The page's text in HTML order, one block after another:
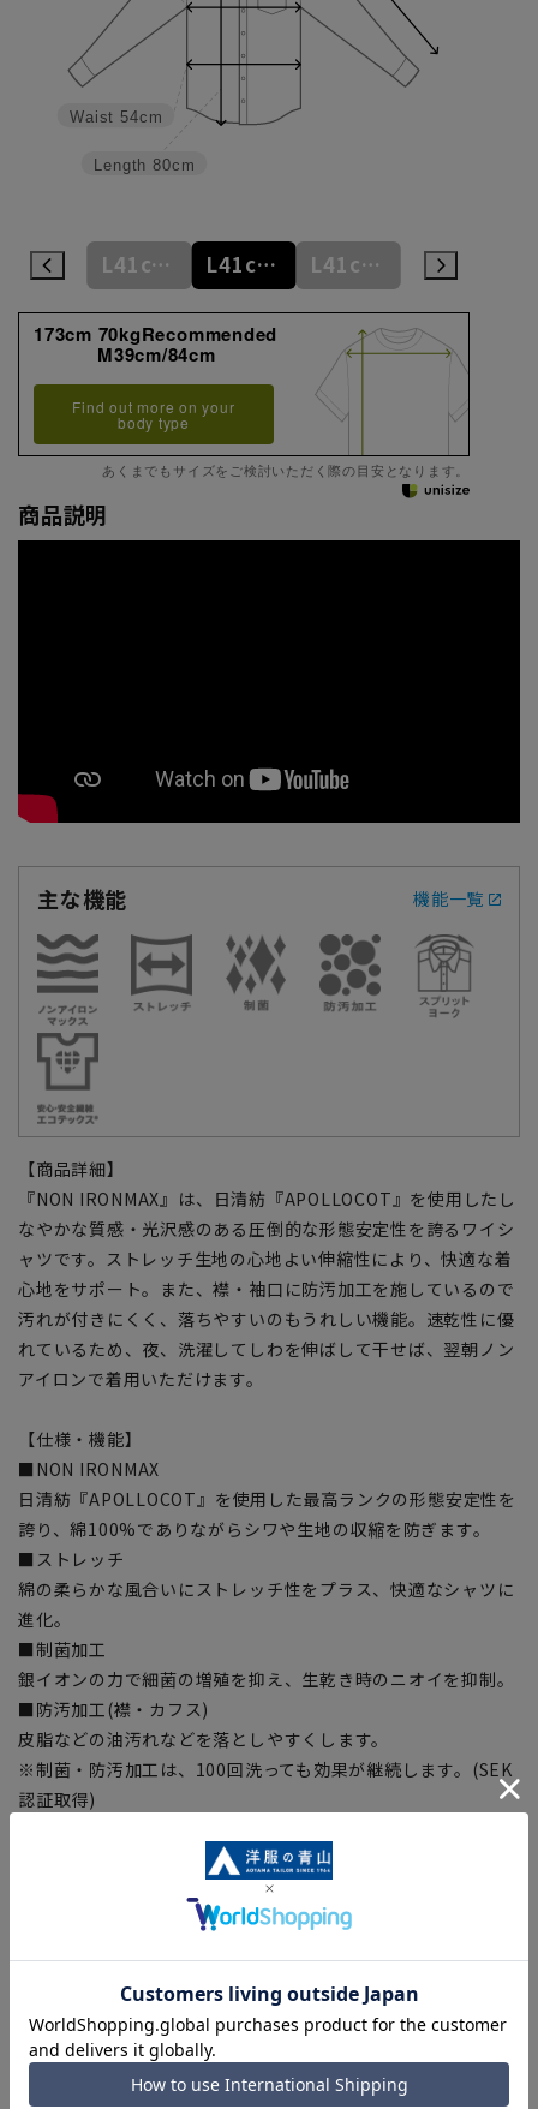
Length 80cm
Waist 54cm
L41cm/82cm L41cm/84cm L41cm/86cm
173cm 70kgRecommended
M39cm/84cm
Find out more on your
body type
あくまでもサイズをご検討いただく際の目安となります。
商品説明
主な機能 機能一覧
【商品詳細】
『NON IRONMAX』は、日清紡『APOLLOCOT』を使用したし
なやかな質感・光沢感のある圧倒的な形態安定性を誇るワイシ
ャツです。ストレッチ生地の心地よい伸縮性により、快適な着
心地をサポート。また、襟・袖口に防汚加工を施しているので
汚れが付きにくく、落ちやすいのもうれしい機能。速乾性に優
れているため、夜、洗濯してしわを伸ばして干せば、翌朝ノン
アイロンで着用いただけます。
【仕様・機能】
■NON IRONMAX
日清紡『APOLLOCOT』を使用した最高ランクの形態安定性を
誇り、綿100%でありながらシワや生地の収縮を防ぎます。
■ストレッチ
綿の柔らかな風合いにストレッチ性をプラス、快適なシャツに
進化。
■制菌加工
銀イオンの力で細菌の増殖を抑え、生乾き時のニオイを抑制。
■防汚加工(襟・カフス)
皮脂などの油汚れなどを落としやすくします。
※制菌・防汚加工は、100回洗っても効果が継続します。(SEK
認証取得)
するものではございません。
ヨークを背中の中心で斜めに切替えフィット感を高めるための
厳しい分析試験にクリアし世界最高水準の安全な繊維製品の証
「OEKO-TEX®STANDARD100」に認証された素材を使用しま
した。生地から付属まですべてが厳しい基準をクリアした素材
を使用、安全を安心して着用いただけます。